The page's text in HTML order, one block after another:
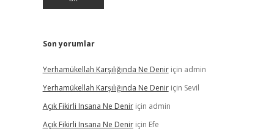
Son yorumlar
Yerhamükellah Karşılığında Ne Deniriçin admin
Yerhamükellah Karşılığında Ne Deniriçin Sevil
Açık Fikirli Insana Ne Deniriçin admin
Açık Fikirli Insana Ne Deniriçin Efe